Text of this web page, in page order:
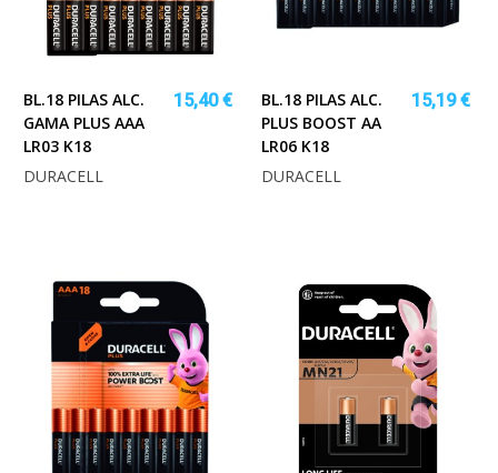
BL.18 PILAS ALC.
GAMA PLUS AAA
LR03 K18
15,40 €
DURACELL
BL.18 PILAS ALC.
PLUS BOOST AA
LR06 K18
15,19 €
DURACELL